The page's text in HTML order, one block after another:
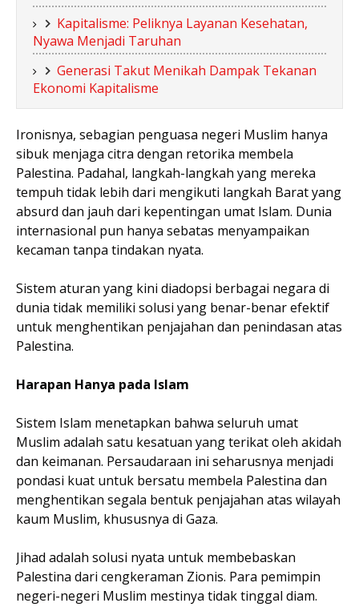
Kapitalisme: Peliknya Layanan Kesehatan,
Nyawa Menjadi Taruhan
Generasi Takut Menikah Dampak Tekanan
Ekonomi Kapitalisme
Ironisnya, sebagian penguasa negeri Muslim hanya
sibuk menjaga citra dengan retorika membela
Palestina. Padahal, langkah-langkah yang mereka
tempuh tidak lebih dari mengikuti langkah Barat yang
absurd dan jauh dari kepentingan umat Islam. Dunia
internasional pun hanya sebatas menyampaikan
kecaman tanpa tindakan nyata.
Sistem aturan yang kini diadopsi berbagai negara di
dunia tidak memiliki solusi yang benar-benar efektif
untuk menghentikan penjajahan dan penindasan atas
Palestina.
Harapan Hanya pada Islam
Sistem Islam menetapkan bahwa seluruh umat
Muslim adalah satu kesatuan yang terikat oleh akidah
dan keimanan. Persaudaraan ini seharusnya menjadi
pondasi kuat untuk bersatu membela Palestina dan
menghentikan segala bentuk penjajahan atas wilayah
kaum Muslim, khususnya di Gaza.
Jihad adalah solusi nyata untuk membebaskan
Palestina dari cengkeraman Zionis. Para pemimpin
negeri-negeri Muslim mestinya tidak tinggal diam.